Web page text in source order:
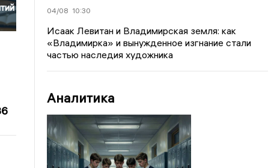
04/08 10:30
Исаак Левитан и Владимирская земля: как
«Владимирка» и вынужденное изгнание стали
частью наследия художника
Аналитика